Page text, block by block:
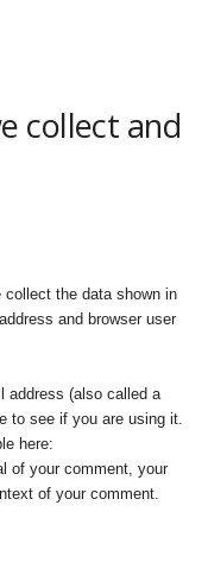
collect and
the data shown in
and browser user
address (also called a
to see if you are using it.
here:
of your comment, your
of your comment.